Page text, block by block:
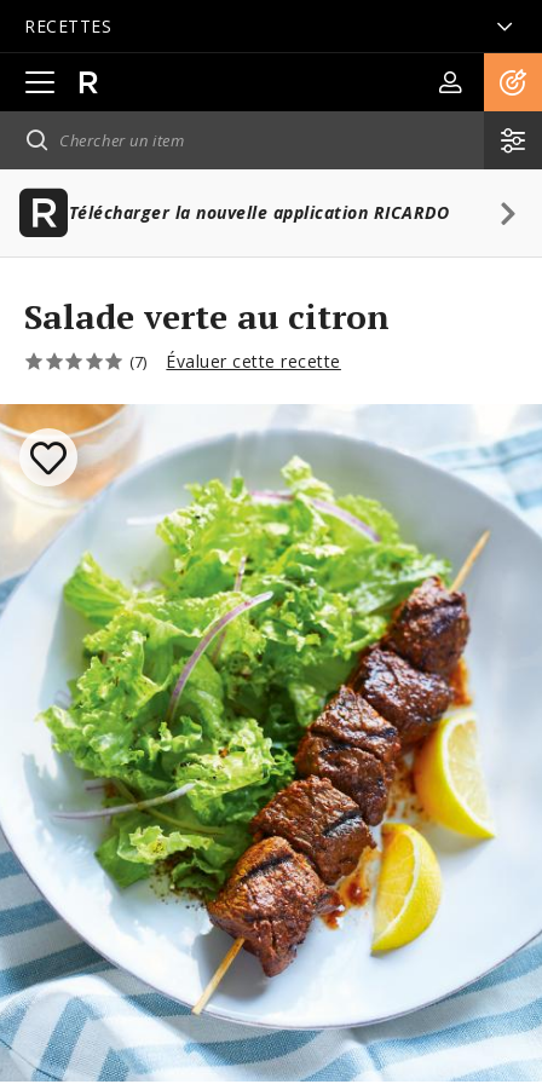
RECETTES
Ouvrir
la
navigation
principale
Télécharger la nouvelle application RICARDO
Salade verte au citron
(7) Évaluer cette recette